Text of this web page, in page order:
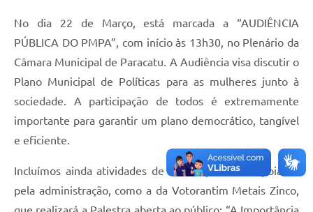
No dia 22 de Março, está marcada a “AUDIÊNCIA
PÚBLICA DO PMPA”, com início às 13h30, no Plenário da
Câmara Municipal de Paracatu. A Audiência visa discutir o
Plano Municipal de Políticas para as mulheres junto à
sociedade. A participação de todos é extremamente
importante para garantir um plano democrático, tangível
e eficiente.
Incluímos ainda atividades de outros parceiros apoiadas
pela administração, como a da Votorantim Metais Zinco,